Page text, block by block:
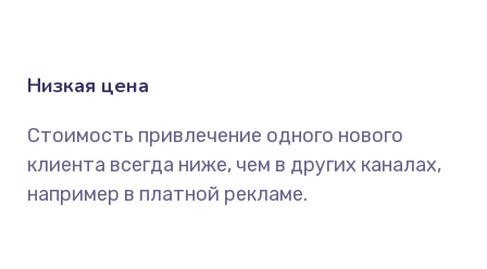
Низкая цена
Стоимость привлечение одного нового
клиента всегда ниже, чем в других каналах,
например в платной рекламе.